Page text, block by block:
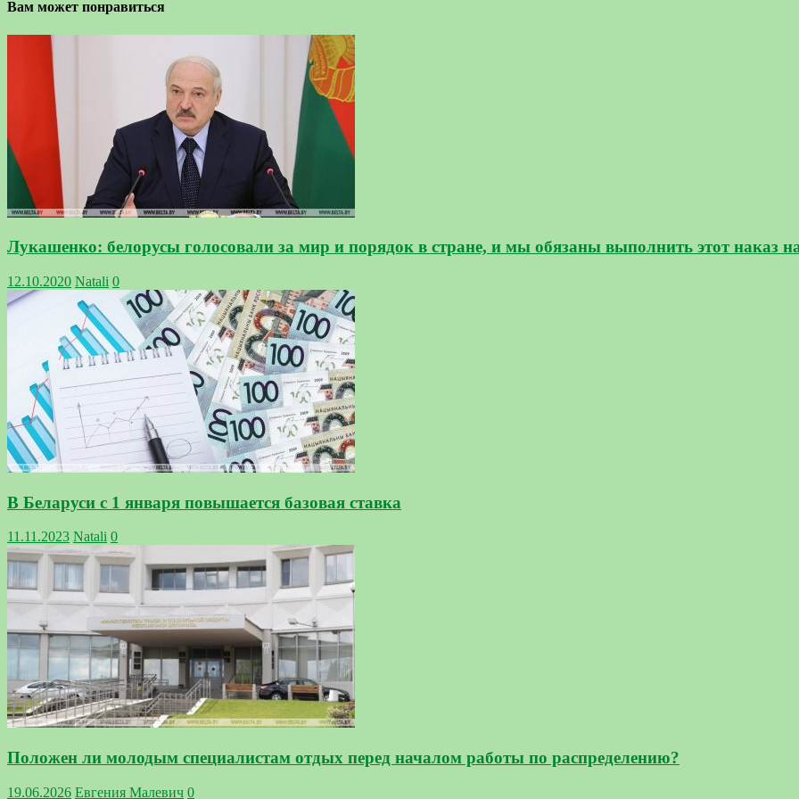
Вам может понравиться
Лукашенко: белорусы голосовали за мир и порядок в стране, и мы обязаны выполнить этот наказ
12.10.2020 Natali 0
В Беларуси с 1 января повышается базовая ставка
11.11.2023 Natali 0
Положен ли молодым специалистам отдых перед началом работы по распределению?
19.06.2026 Евгения Малевич 0